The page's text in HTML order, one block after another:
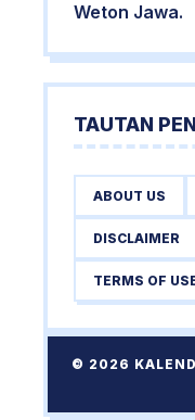
Weton Jawa.
TAUTAN
ABOUT US
DISCLAIMER
TERMS OF
© 2026